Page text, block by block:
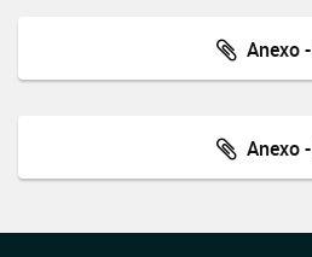
Anexo -
Anexo